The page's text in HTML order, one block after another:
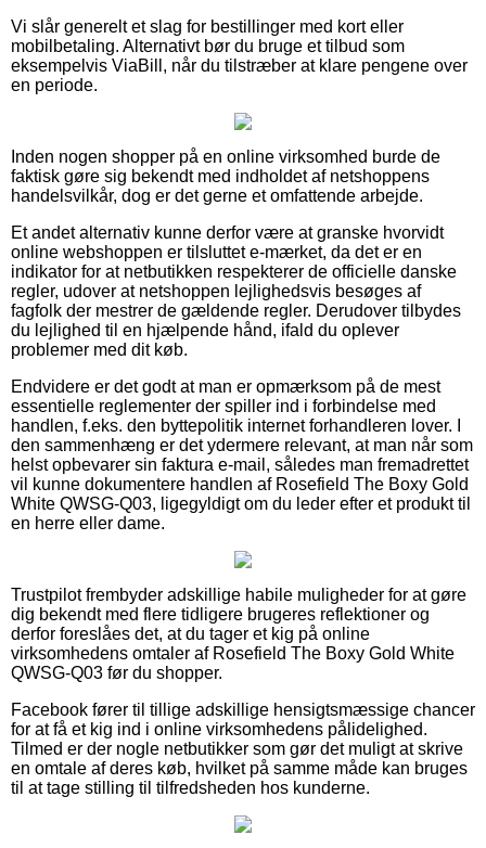
Vi slår generelt et slag for bestillinger med kort eller
mobilbetaling. Alternativt bør du bruge et tilbud som
eksempelvis ViaBill, når du tilstræber at klare pengene over
en periode.
Inden nogen shopper på en online virksomhed burde de
faktisk gøre sig bekendt med indholdet af netshoppens
handelsvilkår, dog er det gerne et omfattende arbejde.
Et andet alternativ kunne derfor være at granske hvorvidt
online webshoppen er tilsluttet e-mærket, da det er en
indikator for at netbutikken respekterer de officielle danske
regler, udover at netshoppen lejlighedsvis besøges af
fagfolk der mestrer de gældende regler. Derudover tilbydes
du lejlighed til en hjælpende hånd, ifald du oplever
problemer med dit køb.
Endvidere er det godt at man er opmærksom på de mest
essentielle reglementer der spiller ind i forbindelse med
handlen, f.eks. den byttepolitik internet forhandleren lover. I
den sammenhæng er det ydermere relevant, at man når som
helst opbevarer sin faktura e-mail, således man fremadrettet
vil kunne dokumentere handlen af Rosefield The Boxy Gold
White QWSG-Q03, ligegyldigt om du leder efter et produkt til
en herre eller dame.
Trustpilot frembyder adskillige habile muligheder for at gøre
dig bekendt med flere tidligere brugeres reflektioner og
derfor foreslåes det, at du tager et kig på online
virksomhedens omtaler af Rosefield The Boxy Gold White
QWSG-Q03 før du shopper.
Facebook fører til tillige adskillige hensigtsmæssige chancer
for at få et kig ind i online virksomhedens pålidelighed.
Tilmed er der nogle netbutikker som gør det muligt at skrive
en omtale af deres køb, hvilket på samme måde kan bruges
til at tage stilling til tilfredsheden hos kunderne.